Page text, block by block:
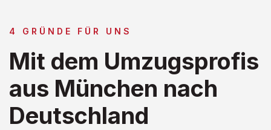
4 GRÜNDE FÜR UNS
Mit dem Umzugsprofis
aus München nach
Deutschland